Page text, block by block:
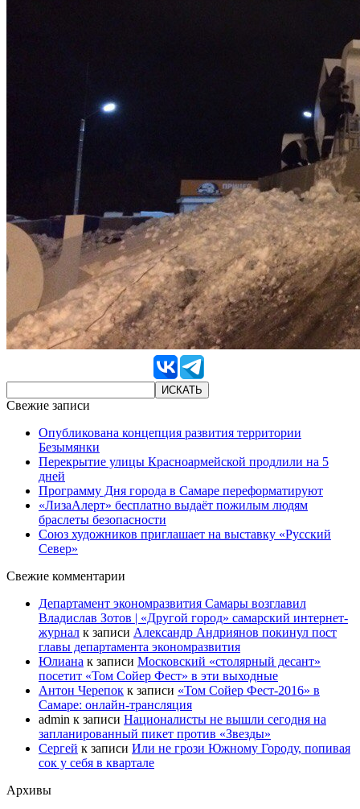
Свежие записи
Опубликована концепция развития территории
Безымянки
Перекрытие улицы Красноармейской продлили на 5
дней
Программу Дня города в Самаре переформатируют
«ЛизаАлерт» бесплатно выдаёт пожилым людям
браслеты безопасности
Союз художников приглашает на выставку «Русский
Север»
Свежие комментарии
Департамент экономразвития Самары возглавил
Владислав Зотов | «Другой город» самарский интернет-
журнал к записи Александр Андриянов покинул пост
главы департамента экономразвития
Юлиана к записи Московский «столярный десант»
посетит «Том Сойер Фест» в эти выходные
Антон Черепок к записи «Том Сойер Фест-2016» в
Самаре: онлайн-трансляция
admin к записи Националисты не вышли сегодня на
запланированный пикет против «Звезды»
Сергей к записи Или не грози Южному Городу, попивая
сок у себя в квартале
Архивы